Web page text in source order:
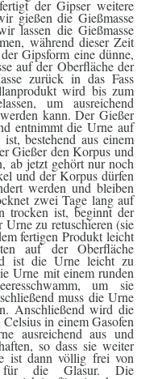
der Gipser weitere
gießen die Gießmasse
lassen die Gießmasse
während dieser Zeit
Gipsform eine dünne,
auf der Oberfläche der
zurück in das Fass
wird bis zum
um ausreichend
kann. Der Gießer
entnimmt die Urne auf
bestehend aus einem
Gießer den Korpus und
ab jetzt gehört nur noch
und der Korpus dürfen
werden und bleiben
zwei Tage lang auf
trocken ist, beginnt der
zu retuschieren (sie
fertigen Produkt leicht
auf der Oberfläche
ist die Urne leicht zu
Urne mit einem runden
um sie
muss die Urne
Anschließend wird die
in einem Gasofen
ausreichend aus und
so dass sie weiter
ist dann völlig frei von
für die Glasur. Die